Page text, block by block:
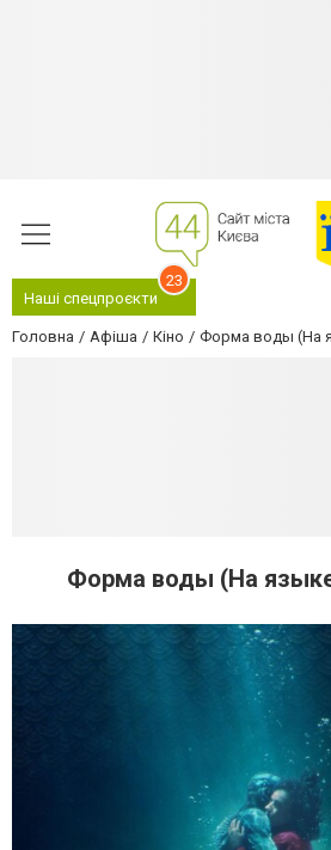
Наші спецпроєкти
23
Головна Афіша Кіно Форма воды (На
Форма воды (На